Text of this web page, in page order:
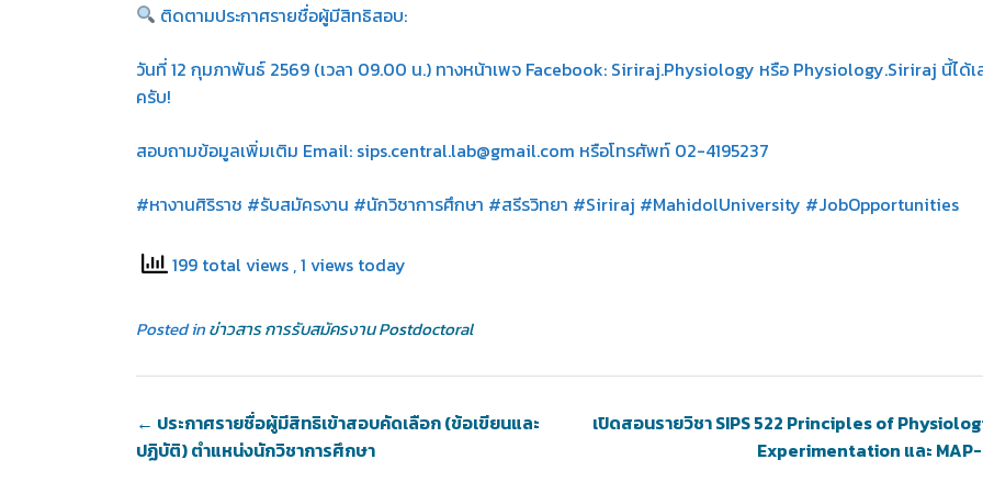
ติดตามประกาศรายชื่อผู้มีสิทธิสอบ:
วันที่ 12 กุมภาพันธ์ 2569 (เวลา 09.00 น.) ทางหน้าเพจ Facebook: Siriraj.Physiology หรือ Physiology.Siriraj นี้ได้
ครับ!
สอบถามข้อมูลเพิ่มเติม Email: sips.central.lab@gmail.com หรือโทรศัพท์ 02-4195237
#หางานศิริราช #รับสมัครงาน #นักวิชาการศึกษา #สรีรวิทยา #Siriraj #MahidolUniversity #JobOpportunities
199 total views , 1 views today
Posted inข่าวสาร การรับสมัครงาน Postdoctoral
เปิดสอนรายวิชา SIPS 522 Principles of
Experimentation และ
← ประกาศรายชื่อผู้มีสิทธิเข้าสอบคัดเลือก (ข้อเขียนและ
ปฏิบัติ) ตำแหน่งนักวิชาการศึกษา